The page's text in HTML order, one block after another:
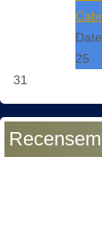
25
31